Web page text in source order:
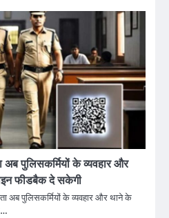
पुलिसकर्मियों के व्यवहार और
फीडबैक दे सकेगी
अब पुलिसकर्मियों के व्यवहार और थाने के